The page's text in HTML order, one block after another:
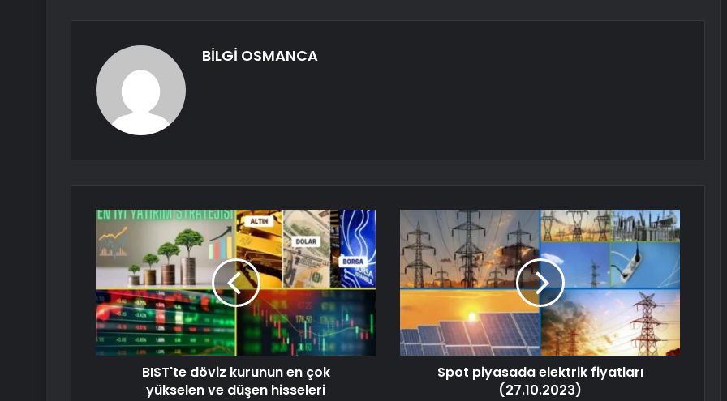
BİLGİ OSMANCA
BIST'te döviz kurunun en çok
yükselen ve düşen hisseleri
Spot piyasada elektrik fiyatları
(27.10.2023)